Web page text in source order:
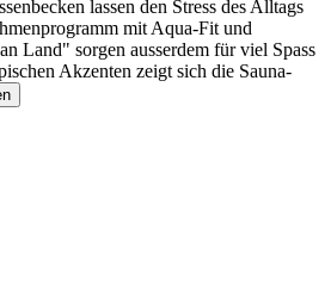
lassen den Stress des Alltags
mit Aqua-Fit und
Land" sorgen ausserdem für viel Spass
Akzenten zeigt sich die Sauna-